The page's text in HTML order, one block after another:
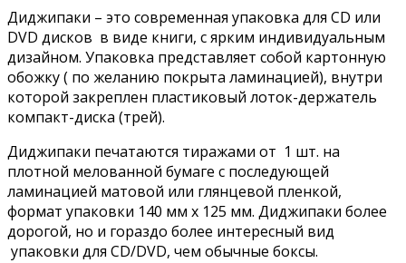
Диджипаки – это современная упаковка для CD или
DVD дисков в виде книги, с ярким индивидуальным
дизайном. Упаковка представляет собой картонную
обожку ( по желанию покрыта ламинацией), внутри
которой закреплен пластиковый лоток-держатель
компакт-диска (трей).
Диджипаки печатаются тиражами от 1 шт. на
плотной мелованной бумаге с последующей
ламинацией матовой или глянцевой пленкой,
формат упаковки 140 мм х 125 мм. Диджипаки более
дорогой, но и гораздо более интересный вид
упаковки для CD/DVD, чем обычные боксы.